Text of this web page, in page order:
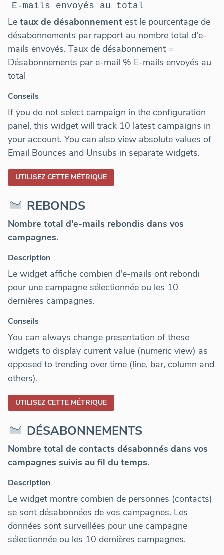
E-mails envoyés au total
Le taux de désabonnement est le pourcentage de
désabonnements par rapport au nombre total d'e-
mails envoyés. Taux de désabonnement =
Désabonnements par e-mail % E-mails envoyés au
total
Conseils
If you do not select campaign in the configuration
panel, this widget will track 10 latest campaigns in
your account. You can also view absolute values of
Email Bounces and Unsubs in separate widgets.
UTILISEZ CETTE MÉTRIQUE
REBONDS
Nombre total d'e-mails rebondis dans vos
campagnes.
Description
Le widget affiche combien d'e-mails ont rebondi
pour une campagne sélectionnée ou les 10
dernières campagnes.
Conseils
You can always change presentation of these
widgets to display current value (numeric view) as
opposed to trending over time (line, bar, column and
others).
UTILISEZ CETTE MÉTRIQUE
DÉSABONNEMENTS
Nombre total de contacts désabonnés dans vos
campagnes suivis au fil du temps.
Description
Le widget montre combien de personnes (contacts)
se sont désabonnées de vos campagnes. Les
données sont surveillées pour une campagne
sélectionnée ou les 10 dernières campagnes.